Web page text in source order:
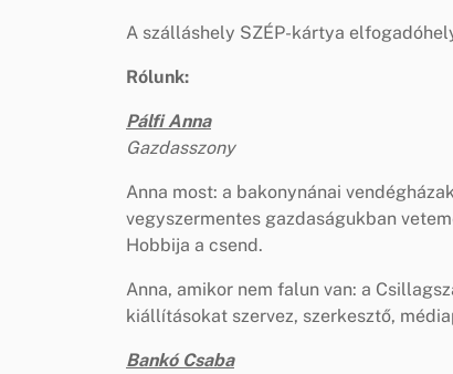
A szálláshely SZÉP-kártya
Rólunk:
Pálfi Anna
Gazdasszony
Anna most: a bakonynánai
vegyszermentes gazdaságukban
Hobbija a csend.
Anna, amikor nem falun van: a
kiállításokat szervez, szerkesztő,
Bankó Csaba